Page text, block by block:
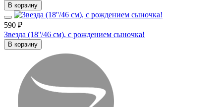
В корзину
590 ₽
Звезда (18''/46 см), с рождением сыночка!
В корзину